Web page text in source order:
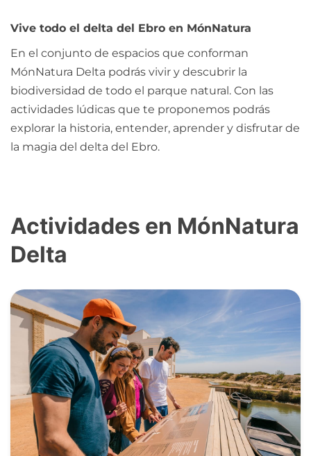
Vive todo el delta del Ebro en MónNatura
En el conjunto de espacios que conforman
MónNatura Delta podrás vivir y descubrir la
biodiversidad de todo el parque natural. Con las
actividades lúdicas que te proponemos podrás
explorar la historia, entender, aprender y disfrutar de
la magia del delta del Ebro.
Actividades en MónNatura
Delta